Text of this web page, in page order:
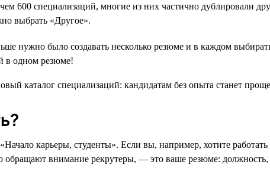
600 специализаций, многие из них частично дублировали
выбрать «Другое».
нужно было создавать несколько резюме и в каждом
в одном резюме!
карьеры, студенты». Если вы, например, хотите
обращают внимание рекрутеры, — это ваше резюме: